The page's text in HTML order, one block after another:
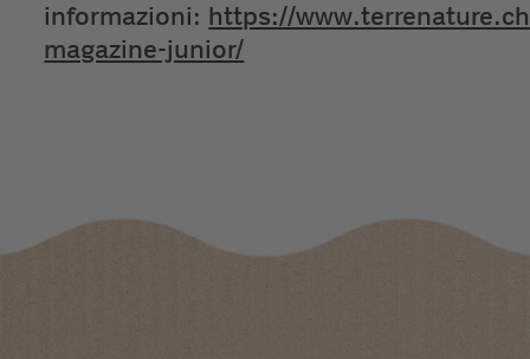
informazioni: https://
magazine-junior/